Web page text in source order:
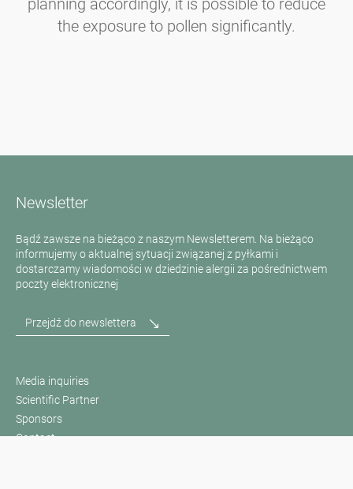
planning accordingly, it is possible to reduce
the exposure to pollen significantly.
Newsletter
Bądź zawsze na bieżąco z naszym Newsletterem. Na bieżąco
informujemy o aktualnej sytuacji związanej z pyłkami i
dostarczamy wiadomości w dziedzinie alergii za pośrednictwem
poczty elektronicznej
Przejdź do newslettera
Media inquiries
Scientific Partner
Sponsors
Contact